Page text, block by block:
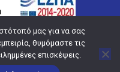
μας για να σας
θυμόμαστε τις
επισκέψεις.